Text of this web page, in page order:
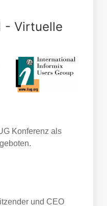
- Virtuelle
Konferenz als
und CEO